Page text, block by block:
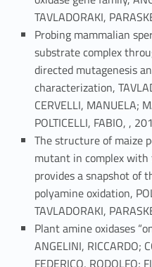
TAVLADORAKI,
Probing mammalian
substrate complex
directed mutagenesis
characterization,
CERVELLI, MANUELA;
POLTICELLI, FABIO, ,
The structure of maize
mutant in complex
provides a snapshot of
polyamine oxidation,
TAVLADORAKI,
Plant amine oxidases
ANGELINI, RICCARDO;
FEDERICO, RODOLFO;